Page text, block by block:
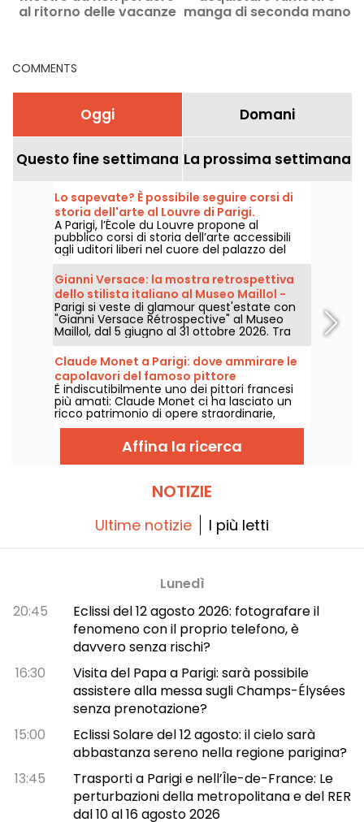
al ritorno delle vacanze manga di seconda mano
COMMENTS
Oggi Domani
Questo fine settimana La prossima settimana
Lo sapevate? È possibile seguire corsi di
storia dell'arte al Louvre di Parigi.
A Parigi, l’École du Louvre propone al
pubblico corsi di storia dell’arte accessibili
agli uditori liberi nel cuore del palazzo del
Louvre, ogni anno, da settembre a giugno.
Anche conferenze gratuite sono proposte
periodicamente dal museo. Un modo per
diventare esperti di storia dell’arte!
Gianni Versace: la mostra retrospettiva
dello stilista italiano al Museo Maillol -
proroghe
Parigi si veste di glamour quest'estate con
"Gianni Versace Rétrospective" al Museo
Maillol, dal 5 giugno al 31 ottobre 2026. Tra
barocco e overdose di stampe, la mostra di
moda retrò promette colori e stravaganza,
all'altezza della leggenda.
Claude Monet a Parigi: dove ammirare le
capolavori del famoso pittore
impressionista nella capitale?
È indiscutibilmente uno dei pittori francesi
più amati: Claude Monet ci ha lasciato un
ricco patrimonio di opere straordinarie,
molte delle quali sono esposte nei musei di
Parigi. Seguite la guida!Affina la ricerca
NOTIZIE
Ultime notizie I più letti
Lunedì
20:45
Eclissi del 12 agosto 2026: fotografare il
fenomeno con il proprio telefono, è
davvero senza rischi?
16:30
Visita del Papa a Parigi: sarà possibile
assistere alla messa sugli Champs-Élysées
senza prenotazione?
15:00
Eclissi Solare del 12 agosto: il cielo sarà
abbastanza sereno nella regione parigina?
13:45
Trasporti a Parigi e nell’Île-de-France: Le
perturbazioni della metropolitana e del RER
dal 10 al 16 agosto 2026